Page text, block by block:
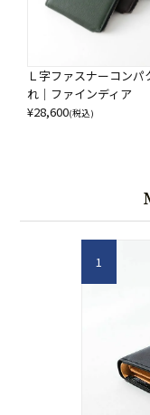
Ｌ字ファスナーコンパ
れ｜ファインディア
¥28,600(税込)
1